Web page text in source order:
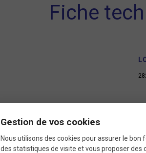
Fiche
Gestion de vos cookies
Nous utilisons des cookies pour assurer le
des statistiques de visite et vous proposer des